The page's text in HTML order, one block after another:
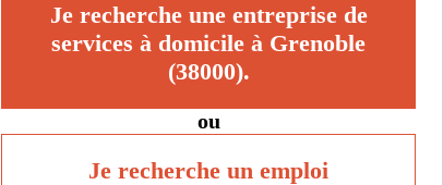
Je recherche une entreprise de
services à domicile à Grenoble
(38000).
ou
Je recherche un emploi